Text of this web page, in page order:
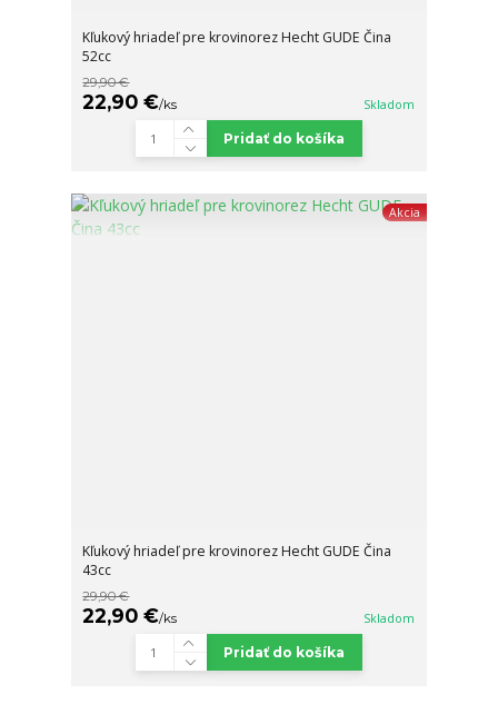
Kľukový hriadeľ pre krovinorez Hecht GUDE Čina
52cc
29,90 €
22,90 €/ks Skladom
Pridať do košíka
Akcia
Kľukový hriadeľ pre krovinorez Hecht GUDE Čina
43cc
29,90 €
22,90 €/ks Skladom
Pridať do košíka